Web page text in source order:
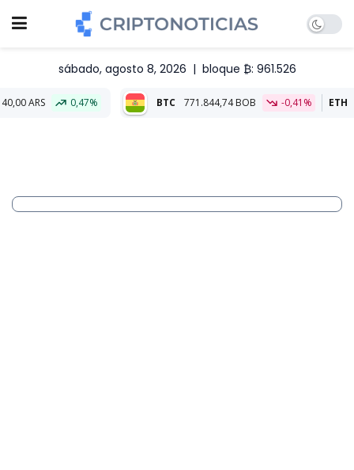
sábado, agosto 8, 2026 | bloque ₿: 961.526
0,47% BTC 771.844,74 BOB -0,41% ETH 22.792,53